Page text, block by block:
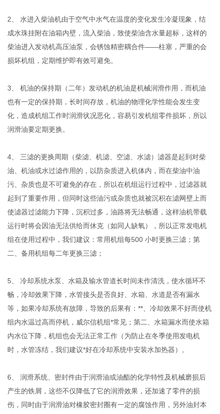
2、 水进入柴油机由于空气中水气在温度的变化发生冷凝现象，结
成水珠挂附在油箱内壁，流入柴油，致使柴油含水量超标，这样的
柴油进入发动机高压油泵，会锈蚀精密耦合件——柱塞，严重的会
损坏机组，定期维护即有效可避免。
3、 机油的保持期（二年）发动机的机油是机械润滑作用，而机油
也有一定的保持期，长时间存放，机油的物理化学性能会发生变
化，造成机组工作时润滑状况恶化，容易引发机组零件损坏，所以
润滑油要定期更换。
4、 三滤的更换周期（柴滤、机滤、空滤、水滤）滤器是起到对柴
油、机油或水过滤作用的，以防杂质进入机体内，而在柴油中油
污、杂质也是不可避免的存在，所以在机组运行过程中，过滤器就
起到了重要作用，但同时这些油污或杂质也就被沉积在滤网壁上而
使滤器过滤能力下降，沉积过多，油路将无法畅通，这样油机带载
运行时将会因油无法供给而休克（如同人缺氧），所以正常发电机
组在使用过程中，我们建议：常用机组每500 小时更换三滤；第
二、备用机组每二年更换三滤；
5、 冷却系统水泵、水箱及输水管道长时间未作清洗，使水循环不
畅，冷却效果下降，水管接头是否良好、水箱、水道是否有漏水
等，如果冷却系统有故障，导致的后果有：**、冷却效果不好而使机
组内水温过高而停机，威尔信机组*常见；第二、水箱漏水而使水箱
内水位下降，机组也会无法正常工作（为防止在冬季使用发电机
时，水管冻结，我们建议*好在冷却系统中安装水加热器）。
6、 润滑系统、密封件由于润滑油或油酯的化学特性及机械磨损后
产生的铁屑，这些不仅降低了它的润滑效果，还加速了零件的损
伤，同时由于润滑油对橡胶密封圈有一定的腐蚀作用，另外油封本